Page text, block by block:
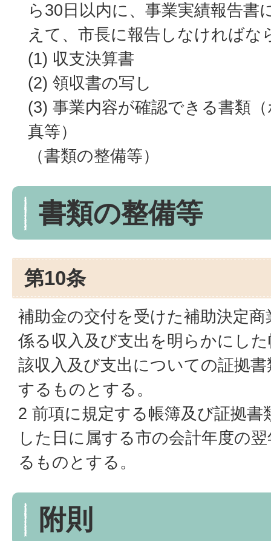
ら30日以内に、事業実績報告書
えて、市長に報告しなければな
(1) 収支決算書
(2) 領収書の写し
(3) 事業内容が確認できる書類
真等）
（書類の整備等）
書類の整備等
第10条
補助金の交付を受けた補助決定
係る収入及び支出を明らかにし
該収入及び支出についての証拠
するものとする。
2 前項に規定する帳簿及び証拠書
した日に属する市の会計年度の
るものとする。
附則